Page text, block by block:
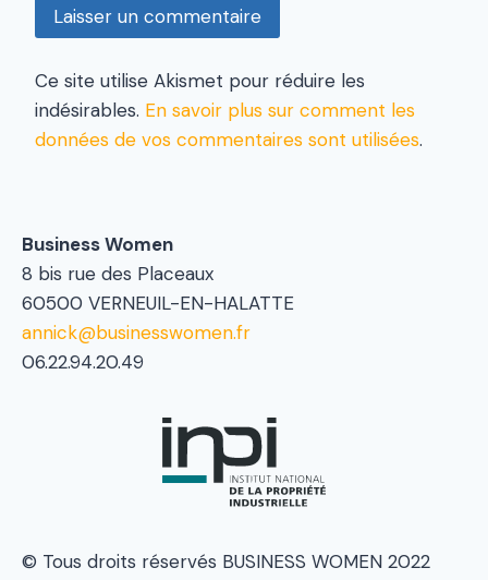
Ce site utilise Akismet pour réduire les
indésirables. En savoir plus sur comment les
données de vos commentaires sont utilisées.
Business Women
8 bis rue des Placeaux
60500 VERNEUIL-EN-HALATTE
annick@businesswomen.fr
06.22.94.20.49
© Tous droits réservés BUSINESS WOMEN 2022